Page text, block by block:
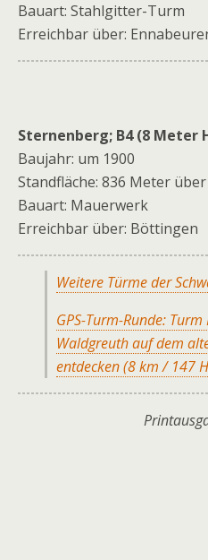
Bauart: Stahlgitter-Turm
Erreichbar über:
Sternenberg; B4 (8 Meter
Baujahr: um 1900
Standfläche: 836 Meter über
Bauart: Mauerwerk
Erreichbar über: Böttingen
Weitere Türme der
GPS-Turm-Runde:
Waldgreuth auf dem
entdecken (8 km / 147